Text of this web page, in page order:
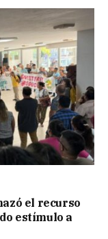
el recurso
estímulo a